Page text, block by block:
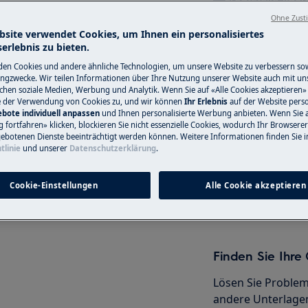
das Gerät und ziehe den
Service-
Haben Sie ein
nicht selbst lösen
Termin mit
Servicetechniker.
Service-
Finden Sie Ihre
Lösen Sie
andere
verwendet Cookies, um Ihnen ein personalisiertes
zu bieten.
Cookies und andere ähnliche Technologien, um unsere Website zu verbessern
Wir teilen Informationen über Ihre Nutzung unserer Website auch mit
soziale Medien, Werbung und Analytik. Wenn Sie auf «Alle Cookies
der Verwendung von Cookies zu, und wir können Ihr Erlebnis auf der Website
individuell anpassen und Ihnen personalisierte Werbung anbieten. Wenn Sie
fortfahren» klicken, blockieren Sie nicht essenzielle Cookies, wodurch Ihr
Dienste beeinträchtigt werden können. Weitere Informationen finden Sie
und unserer Datenschutzerklärung.
Cookie-Einstellungen Alle Cookie akzeptieren
Ohne